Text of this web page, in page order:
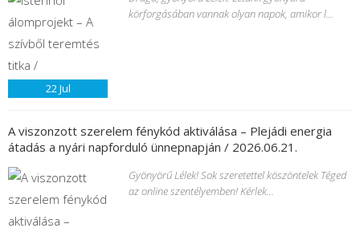
22Jul
körforgásában vannak olyan napok, amikor l...
A viszonzott szerelem fénykód aktiválása – Plejádi energia
átadás a nyári napforduló ünnepnapján / 2026.06.21.
Gyönyörű Lélek! Sok szeretettel köszöntelek Téged
az online szentélyemben! Kérlek...